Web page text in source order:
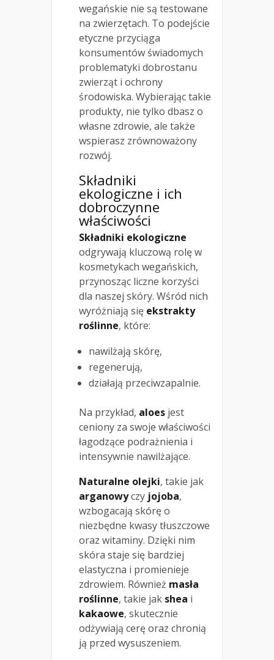
wegańskie nie są testowane
na zwierzętach. To podejście
etyczne przyciąga
konsumentów świadomych
problematyki dobrostanu
zwierząt i ochrony
środowiska. Wybierając takie
produkty, nie tylko dbasz o
własne zdrowie, ale także
wspierasz zrównoważony
rozwój.
Składniki
ekologiczne i ich
dobroczynne
właściwości
Składniki ekologiczne
odgrywają kluczową rolę w
kosmetykach wegańskich,
przynosząc liczne korzyści
dla naszej skóry. Wśród nich
wyróżniają się ekstrakty
roślinne, które:
nawilżają skórę,
regenerują,
działają przeciwzapalnie.
Na przykład, aloes jest
ceniony za swoje właściwości
łagodzące podrażnienia i
intensywnie nawilżające.
Naturalne olejki, takie jak
arganowyczy jojoba,
wzbogacają skórę o
niezbędne kwasy tłuszczowe
oraz witaminy. Dzięki nim
skóra staje się bardziej
elastyczna i promienieje
zdrowiem. Również masła
roślinne, takie jak shea i
kakaowe, skutecznie
odżywiają cerę oraz chronią
ją przed wysuszeniem.